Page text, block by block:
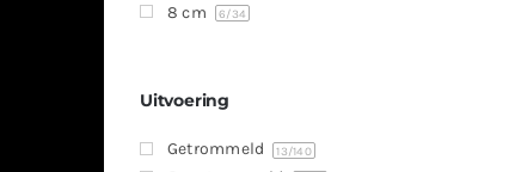
8 cm 6/34
Uitvoering
Getrommeld 13/140